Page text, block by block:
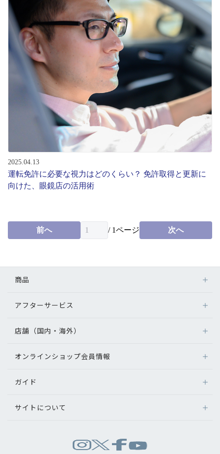
2025.04.13
運転免許に必要な視力はどのくらい？ 免許取得と更新に
向けた、眼鏡店の活用術
前へ / 1ページ 次へ
商品
メガネ
サングラス
補聴器
グッズ・小物
アフターサービス
アフターサービス
メガネの不具合、修理について
補聴器に関するアフターサービス
店舗（国内・海外）
店舗検索
オンラインショップ会員情報
ログイン
ガイド
オンラインショップご利用ガイド
サイトについて